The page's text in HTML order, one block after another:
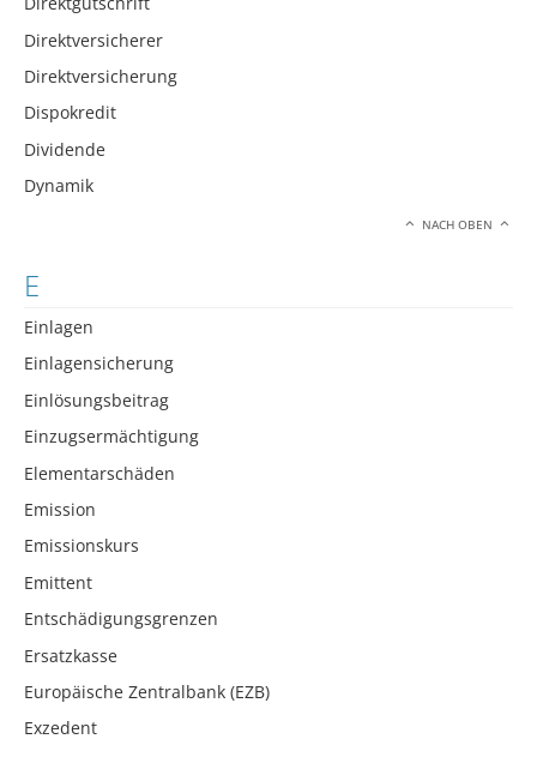
Direktversicherer
Direktversicherung
Dispokredit
Dividende
Dynamik
NACH OBEN
E
Einlagen
Einlagensicherung
Einlösungsbeitrag
Einzugsermächtigung
Elementarschäden
Emission
Emissionskurs
Emittent
Entschädigungsgrenzen
Ersatzkasse
Europäische Zentralbank (EZB)
Exzedent